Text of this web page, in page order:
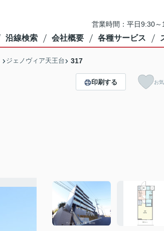
営業時間：平日9:30
沿線検索 会社概要 各種サービス
ジェノヴィア天王台 317
印刷する お